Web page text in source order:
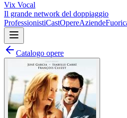
Vix Vocal
Il grande network del doppiaggio
ProfessionistiCastOpereAziende
Catalogo opere